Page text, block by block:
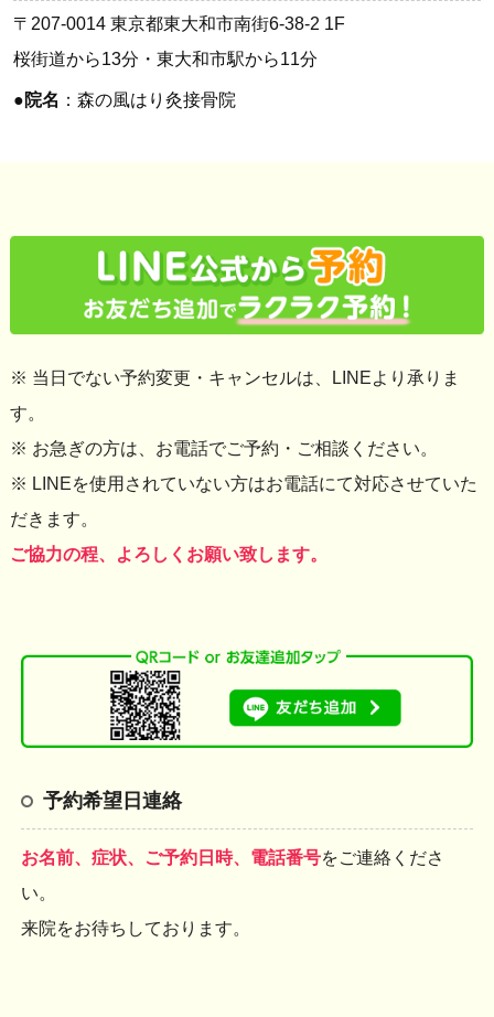
〒207-0014 東京都東大和市南街6-38-2 1F
桜街道から13分・東大和市駅から11分
●院名 ：森の風はり灸接骨院
※ 当日でない予約変更・キャンセルは、LINEより承りま
す。
※ お急ぎの方は、お電話でご予約・ご相談ください。
※ LINEを使用されていない方はお電話にて対応させていた
だきます。
ご協力の程、よろしくお願い致します。
予約希望日連絡
お名前、症状、ご予約日時、電話番号をご連絡くださ
い。
来院をお待ちしております。